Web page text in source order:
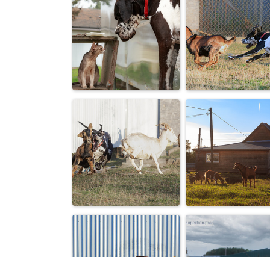
Мой идеальный
пастух! (из
старенького...
Немецкий дог
его козлята :-)
Прятки Догонялки